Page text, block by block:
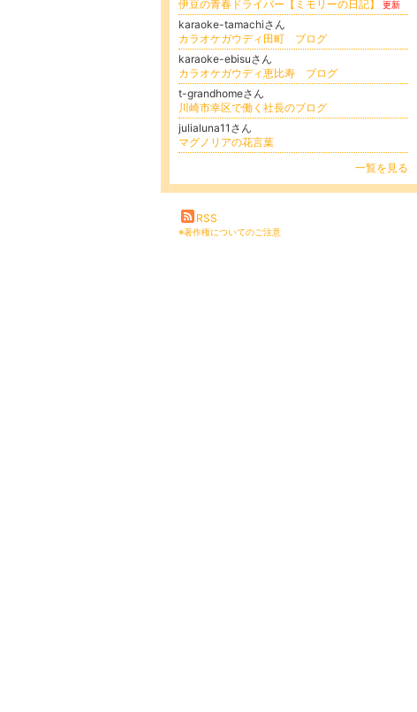
伊豆の青春ドライバー【ミモリーの日記】
更新
karaoke-tamachiさん
カラオケガウディ田町 ブログ
karaoke-ebisuさん
カラオケガウディ恵比寿 ブログ
t-grandhomeさん
川崎市幸区で働く社長のブログ
julialuna11さん
マグノリアの花言葉
一覧を見る
RSS
※著作権についてのご注意